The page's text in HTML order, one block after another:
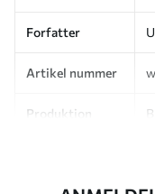
Forfatter
Artikel nummer
Produktion